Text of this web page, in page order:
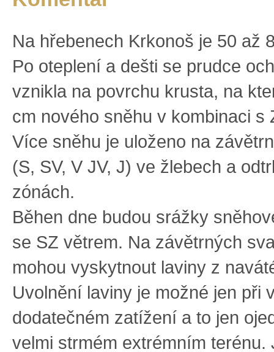
Na hřebenech Krkonoš je 50 až
Po oteplení a dešti se prudce
vznikla na povrchu krusta, na
cm nového sněhu v kombinaci s
Více sněhu je uloženo na
(S, SV, V JV, J) ve žlebech a
zónách.
Běhen dne budou srážky
se SZ větrem. Na závětrných
mohou vyskytnout laviny z
Uvolnění laviny je možné jen při
dodatečném zatížení a to jen
velmi strmém extrémním terénu.